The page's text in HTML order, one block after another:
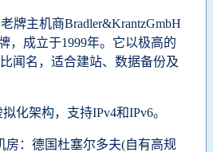
牌主机商Bradler&KrantzGmbH
，成立于1999年。它以极高的
闻名，适合建站、数据备份及
化架构，支持IPv4和IPv6。
：德国杜塞尔多夫(自有高规